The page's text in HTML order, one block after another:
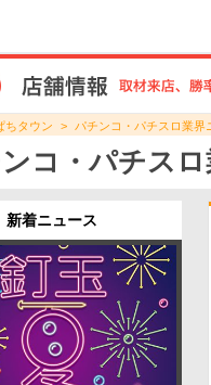
ちタウン パチンコ・パチスロ業界
コ・パチス
新着ニュース